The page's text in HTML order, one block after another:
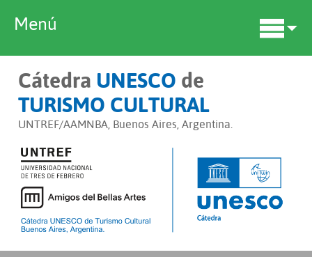
Cátedra UNESCO de
TURISMO CULTURAL
UNTREF/AAMNBA, Buenos Aires, Argentina.
Menú